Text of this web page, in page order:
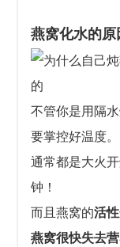
燕窝化水的原
不管你是用隔
要掌控好温度。
通常都是大火
钟！
而且燕窝的活
燕窝很快失去